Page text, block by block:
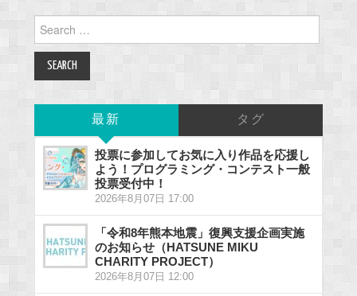
for:
最新 タグ
投票に参加してお気に入り作品を応援し
よう！プログラミング・コンテスト一般
投票受付中！
2026年8月07日 17:00
「令和8年熊本地震」復興支援企画実施
のお知らせ（HATSUNE MIKU
CHARITY PROJECT）
2026年8月07日 12:00